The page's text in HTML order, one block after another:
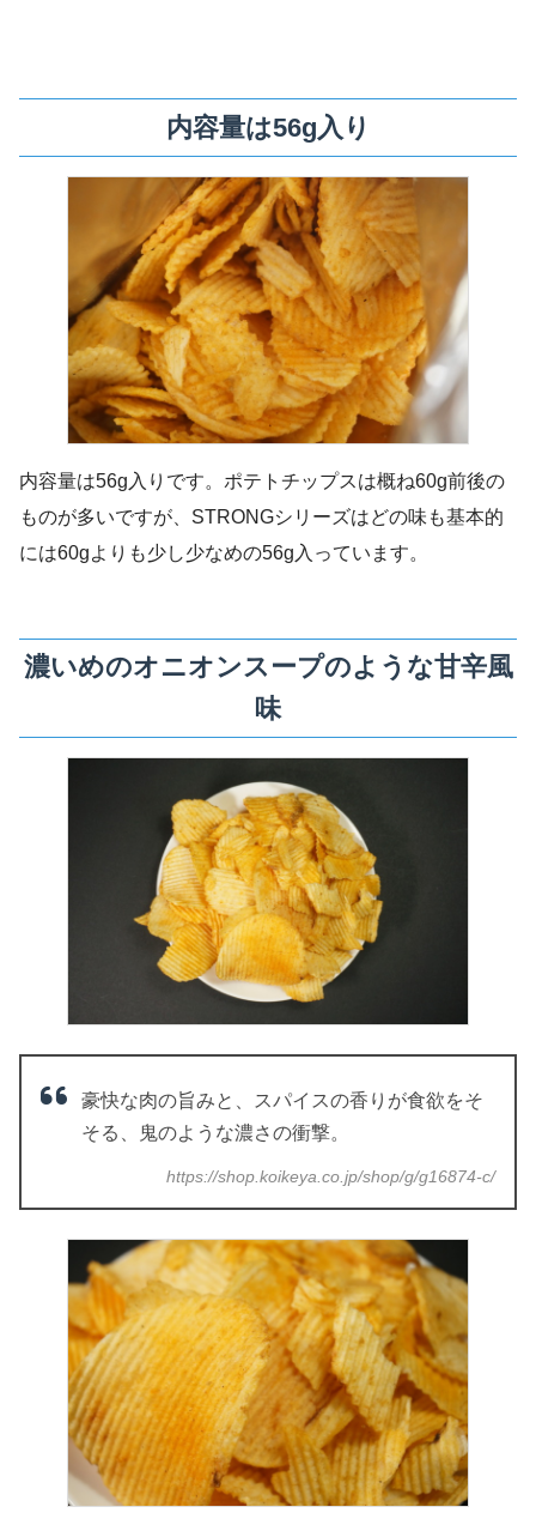
内容量は56g入り
内容量は56g入りです。ポテトチップスは概ね60g前後の
ものが多いですが、STRONGシリーズはどの味も基本的
には60gよりも少し少なめの56g入っています。
濃いめのオニオンスープのような甘辛風
味
豪快な肉の旨みと、スパイスの香りが食欲をそ
そる、鬼のような濃さの衝撃。
https://shop.koikeya.co.jp/shop/g/g16874-c/